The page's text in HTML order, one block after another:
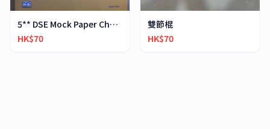
5** DSE Mock Paper Chemistry
HK$70
雙節棍
HK$70